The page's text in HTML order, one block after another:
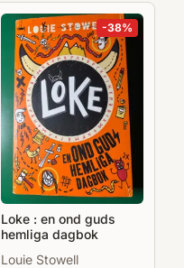
-38%
Loke : en ond guds
hemliga dagbok
Louie Stowell